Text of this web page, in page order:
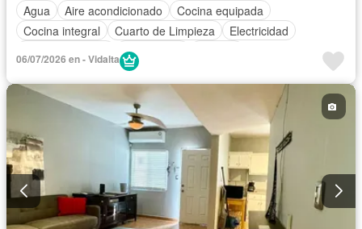
Agua
Aire acondicionado
Cocina equipada
Cocina integral
Cuarto de Limpieza
Electricidad
Gas natural
Recámara con closet
Completamente amueblado
06/07/2026 en - Vidalta